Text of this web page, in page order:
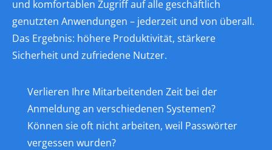
und komfortablen Zugriff auf alle geschäftlich
genutzten Anwendungen – jederzeit und von überall.
Das Ergebnis: höhere Produktivität, stärkere
Sicherheit und zufriedene Nutzer.
Verlieren Ihre Mitarbeitenden Zeit bei der
Anmeldung an verschiedenen Systemen?
Können sie oft nicht arbeiten, weil Passwörter
vergessen wurden?